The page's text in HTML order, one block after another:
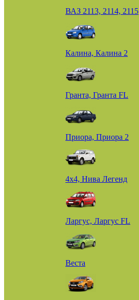
ВАЗ 2113, 2114, 2115
Калина, Калина 2
Гранта, Гранта FL
Приора, Приора 2
4х4, Нива Легенд
Ларгус, Ларгус FL
Веста